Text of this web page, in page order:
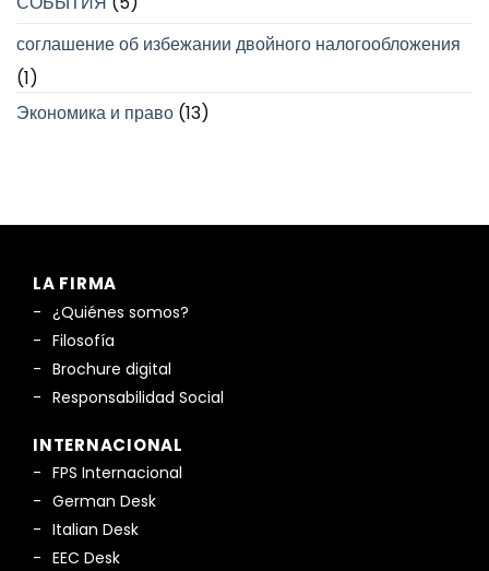
соглашение об избежании двойного налогообложения
(1)
Экономика и право (13)
LA FIRMA
¿Quiénes somos?
Filosofía
Brochure digital
Responsabilidad Social
INTERNACIONAL
FPS Internacional
German Desk
Italian Desk
EEC Desk